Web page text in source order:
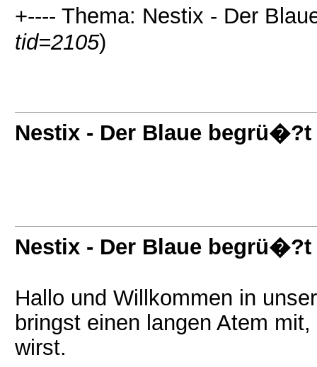
+---- Thema: Nestix - Der
tid=2105)
Nestix - Der Blaue begrü�?t
Nestix - Der Blaue begrü�?t
Hallo und Willkommen in
bringst einen langen Atem
wirst.